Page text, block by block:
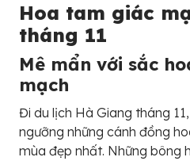
Hoa tam giác
tháng 11
Mê mẩn với sắc
mạch
Đi du lịch Hà Giang tháng
ngưỡng những cánh đồng
mùa đẹp nhất. Những bông